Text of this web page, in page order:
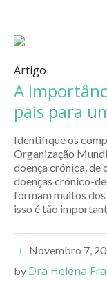
Artigo
A
pais para
Identifique os
Organização
doença crónica, de
doenças crónico-
formam muitos
isso é tão
Novembro 7,
by Dra Helena